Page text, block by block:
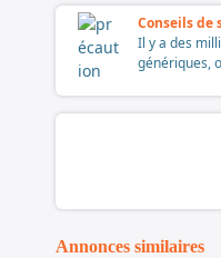
Conseils de
Il y a des
génériques,
Annonces similaires